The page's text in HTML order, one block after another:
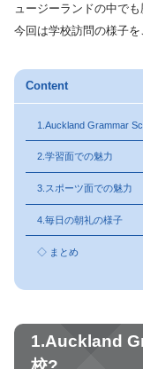
ュージーランドの中で
今回は学校訪問の様子を
Content
1.Auckland Grammar
2.学習面での魅力
3.スポーツ面での魅力
4.毎日の朝礼の様子
◇ まとめ
1.Auckland